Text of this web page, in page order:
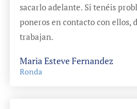
sacarlo adelante. Si tenéis
poneros en contacto con ellos,
trabajan.
Maria Esteve Fernandez
Ronda